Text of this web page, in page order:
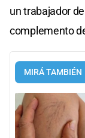
un trabajador
complemento
MIRÁ TAMBIÉN